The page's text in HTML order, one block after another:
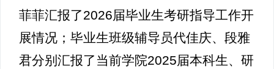
菲菲汇报了2026届毕业生考研指导工作开
展情况；毕业生班级辅导员代佳庆、段雅
君分别汇报了当前学院2025届本科生、研